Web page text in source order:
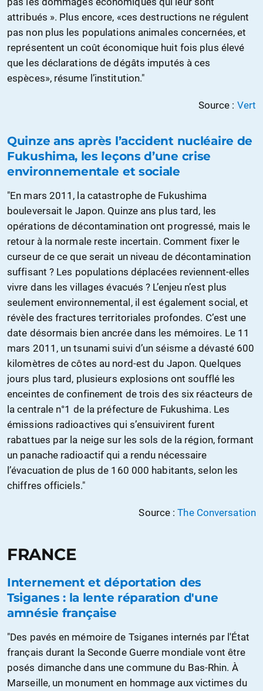
attribués ». Plus encore, «ces destructions ne régulent
pas non plus les populations animales concernées, et
représentent un coût économique huit fois plus élevé
que les déclarations de dégâts imputés à ces
espèces», résume l’institution."
Source : Vert
Quinze ans après l’accident nucléaire de
Fukushima, les leçons d’une crise
environnementale et sociale
"En mars 2011, la catastrophe de Fukushima
bouleversait le Japon. Quinze ans plus tard, les
opérations de décontamination ont progressé, mais le
retour à la normale reste incertain. Comment fixer le
curseur de ce que serait un niveau de décontamination
suffisant ? Les populations déplacées reviennent-elles
vivre dans les villages évacués ? L’enjeu n’est plus
seulement environnemental, il est également social, et
révèle des fractures territoriales profondes. C’est une
date désormais bien ancrée dans les mémoires. Le 11
mars 2011, un tsunami suivi d’un séisme a dévasté 600
kilomètres de côtes au nord-est du Japon. Quelques
jours plus tard, plusieurs explosions ont soufflé les
enceintes de confinement de trois des six réacteurs de
la centrale n°1 de la préfecture de Fukushima. Les
émissions radioactives qui s’ensuivirent furent
rabattues par la neige sur les sols de la région, formant
un panache radioactif qui a rendu nécessaire
l’évacuation de plus de 160 000 habitants, selon les
chiffres officiels."
Source :The Conversation
FRANCE
Internement et déportation des
Tsiganes : la lente réparation d'une
amnésie française
"Des pavés en mémoire de Tsiganes internés par l'État
français durant la Seconde Guerre mondiale vont être
posés dimanche dans une commune du Bas-Rhin. À
Marseille, un monument en hommage aux victimes du